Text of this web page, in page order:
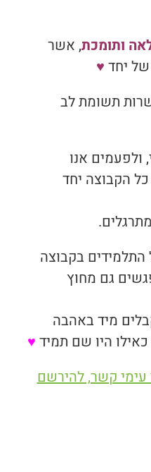
ותומכת, אשר
של יחד ♥
תשומת לב
ולפעמים אנו
הקבוצה יחד
בקבוצה
גם מחוץ
מיד באהבה
היו שם תמיד ♥
עימי קשר, להירשם